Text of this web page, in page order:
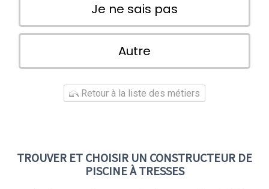
Je ne sais pas
Autre
Retour à la liste des métiers
TROUVER ET CHOISIR UN CONSTRUCTEUR DE
PISCINE À TRESSES